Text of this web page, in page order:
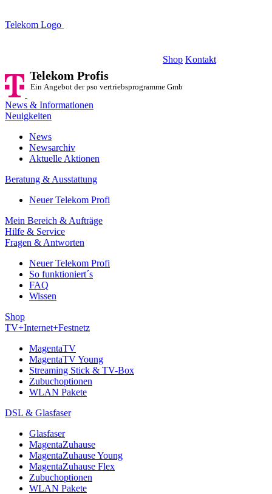
Telekom Logo
Shop Kontakt
Telekom Profis
Ein Angebot der pso vertriebsprogramme GmbH
News & Informationen
Neuigkeiten
News
Newsarchiv
Aktuelle Aktionen
Beratung & Ausstattung
Neuer Telekom Profi
Mein Bereich & Aufträge
Hilfe & Service
Fragen & Antworten
Neuer Telekom Profi
So funktioniert´s
FAQ
Wissen
Shop
TV+Internet+Festnetz
MagentaTV
MagentaTV Young
Streaming Stick & TV-Box
Zubuchoptionen
WLAN Pakete
DSL & Glasfaser
Glasfaser
MagentaZuhause
MagentaZuhause Young
MagentaZuhause Flex
Zubuchoptionen
WLAN Pakete